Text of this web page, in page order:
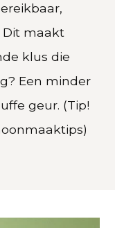
Dit maakt
klus die
Een minder
geur. (Tip!